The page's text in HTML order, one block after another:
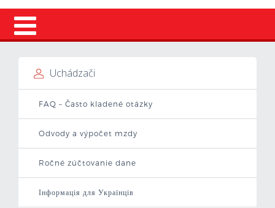
Ponuky práce
Mzdová kalkulačka
Vytvor si životopis
Uchádzači
Uchádzači
FAQ – Často kladené otázky
Odvody a výpočet mzdy
Ročné zúčtovanie dane
Інформація для Українців